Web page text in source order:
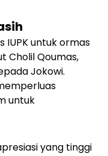
untuk ormas
Cholil Qoumas,
Jokowi.
untuk
yang tinggi